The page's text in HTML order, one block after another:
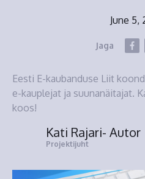
June 5,
Jaga
Eesti E-kaubanduse Liit
e-kauplejat ja suunanäitajat.
koos!
Kati Rajari- Autor
Projektijuht